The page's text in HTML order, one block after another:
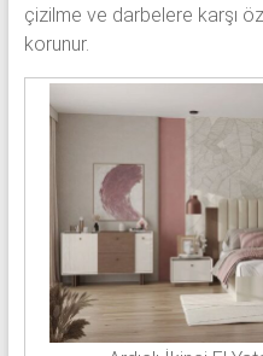
çizilme ve darbelere karşı
korunur.